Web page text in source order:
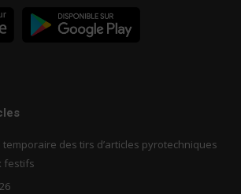
des tirs d’articles pyrotechniques
festifs